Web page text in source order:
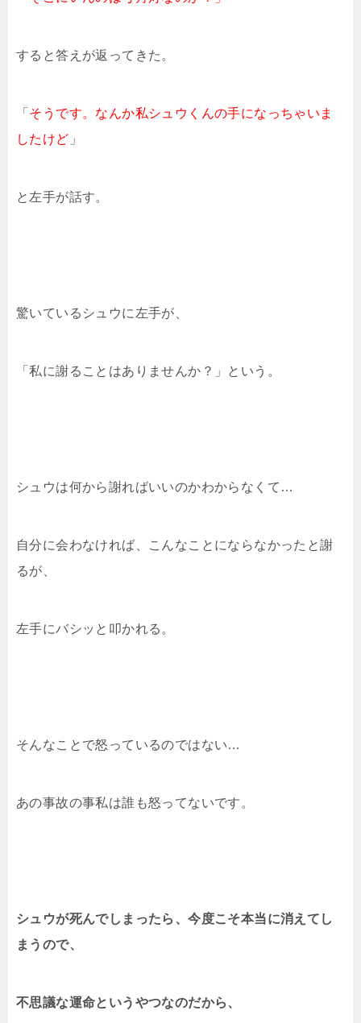
すると答えが返ってきた。
「 そうです。なんか私シュウくんの手になっちゃいま
したけど 」
と左手が話す。
驚いているシュウに左手が、
「私に謝ることはありませんか？」という。
シュウは何から謝ればいいのかわからなくて…
自分に会わなければ、こんなことにならなかったと謝
るが、
左手にバシッと叩かれる。
そんなことで怒っているのではない…
あの事故の事私は誰も怒ってないです。
シュウが死んでしまったら、今度こそ本当に消えてし
まうので、
不思議な運命というやつなのだから、